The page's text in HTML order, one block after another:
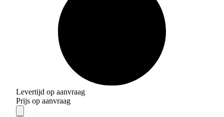
Levertijd op aanvraag
Prijs op aanvraag